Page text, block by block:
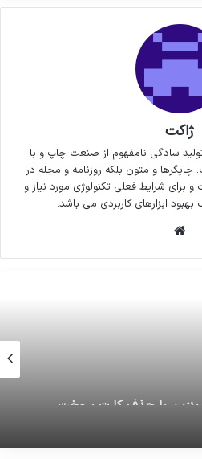
ژاکت
سادگی نامفهوم از صنعت چاپ و با
و متون بلکه روزنامه و مجله در
برای شرایط فعلی تکنولوژی مورد نیاز و
ابزارهای کاربردی می باشد.